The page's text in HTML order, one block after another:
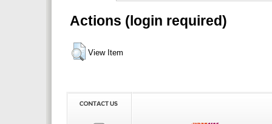
Actions (login required)
View Item